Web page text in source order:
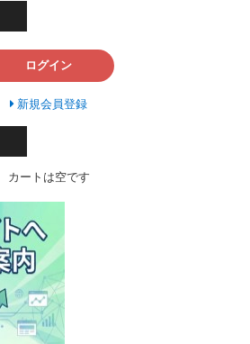
ログイン
新規会員登録
カートは空です